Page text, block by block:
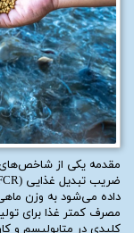
مقدمه یکی از شاخص‌های
مصرف کمتر غذا برای
کلیدی در متابولیسم و